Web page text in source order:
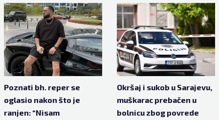
Poznati bh. reper se
oglasio nakon što je
ranjen: “Nisam
Okršaj i sukob u Sarajevu,
muškarac prebačen u
bolnicu zbog povrede